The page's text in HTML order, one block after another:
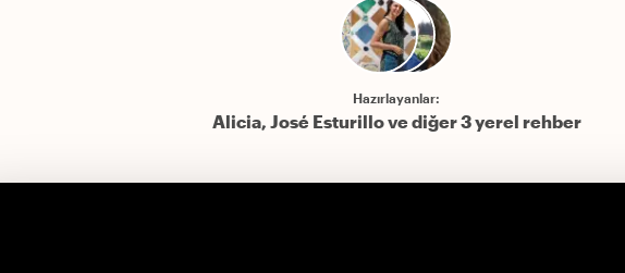
Hazırlayanlar:
Alicia, José Esturillo ve diğer 3 yerel rehber